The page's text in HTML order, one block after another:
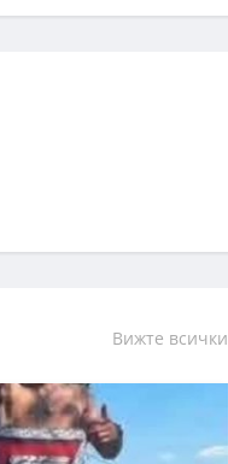
Вижте всички